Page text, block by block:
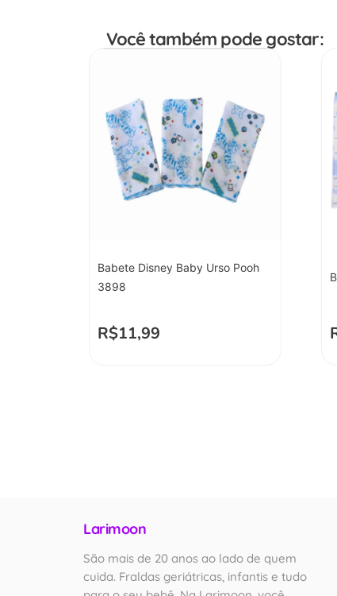
Você também pode gostar:
Babete Disney Baby Urso Pooh
3898
R$11,99
Larimoon
São mais de 20 anos ao lado de quem
cuida. Fraldas geriátricas, infantis e tudo